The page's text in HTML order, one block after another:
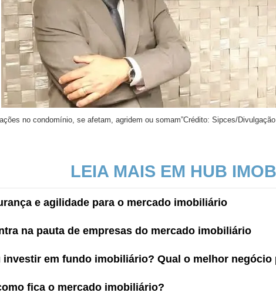
no condomínio, se afetam, agridem ou somam”Crédito: Sipces/Divulgação
LEIA MAIS EM HUB
e agilidade para o mercado imobiliário
na pauta de empresas do mercado imobiliário
em fundo imobiliário? Qual o melhor negócio
fica o mercado imobiliário?